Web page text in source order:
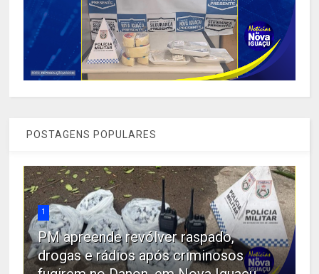
POSTAGENS POPULARES
1
PM apreende revólver raspado,
drogas e rádios após criminosos